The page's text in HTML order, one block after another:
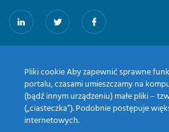
Pliki cookie Aby zapewnić sprawne
portalu, czasami umieszczamy na
(bądź innym urządzeniu) małe pliki –
(„ciasteczka”). Podobnie postępuje
internetowych.